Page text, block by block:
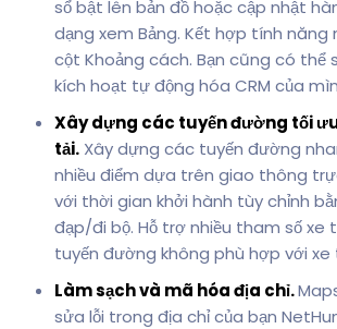
sổ bật lên bản đồ hoặc cập nhật
dạng xem Bảng. Kết hợp tính năng
cột Khoảng cách. Bạn cũng có thể
kích hoạt tự động hóa CRM của
Xây dựng các tuyến đường tối
tải. Xây dựng các tuyến đường
nhiều điểm dựa trên giao thông
với thời gian khởi hành tùy chỉnh
đạp/đi bộ. Hỗ trợ nhiều tham số xe
tuyến đường không phù hợp với xe
Làm sạch và mã hóa địa chỉ.
sửa lỗi trong địa chỉ của bạn